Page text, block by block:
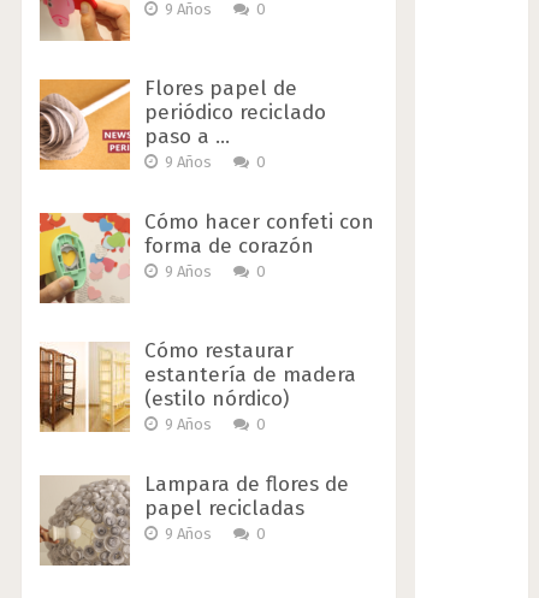
9 Años 0
Flores papel de
periódico reciclado
paso a …
9 Años 0
Cómo hacer confeti con
forma de corazón
9 Años 0
Cómo restaurar
estantería de madera
(estilo nórdico)
9 Años 0
Lampara de flores de
papel recicladas
9 Años 0